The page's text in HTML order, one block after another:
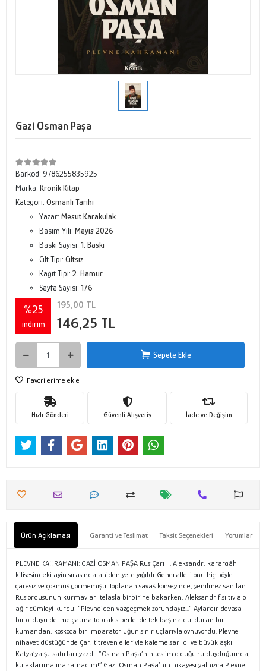
Gazi Osman Paşa
-
Barkod: 9786255835925
Marka: Kronik Kitap
Kategori: Osmanlı Tarihi
Yazar: Mesut Karakulak
Basım Yılı: Mayıs 2026
Baskı Sayısı: 1. Baskı
Cilt Tipi: Ciltsiz
Kağıt Tipi: 2. Hamur
Sayfa Sayısı: 176
%25
indirim
195,00 TL
146,25 TL
Sepete Ekle
Favorilerime ekle
Hızlı Gönderi Güvenli Alışveriş İade ve Değişim
Ürün Açıklaması Garanti ve Teslimat Taksit Seçenekleri Yorumlar
PLEVNE KAHRAMANI: GAZİ OSMAN PAŞA Rus Çarı II. Aleksandr, karargâh
kilisesindeki ayin sırasında aniden yere yığıldı. Generalleri onu hiç böyle
çaresiz ve çökmüş görmemişti. Toplanan savaş konseyinde, yenilmez sanılan
Rus ordusunun kurmayları telaşla birbirine bakarken, Aleksandr fısıltıyla o
ağır cümleyi kurdu: “Plevne’den vazgeçmek zorundayız...” Aylardır devasa
bir orduyu derme çatma toprak siperlerde tek başına durduran bir
kumandan, koskoca bir imparatorluğun sinir uçlarıyla oynuyordu. Plevne
nihayet düştüğünde Çar, titreyen elleriyle kaleme sarıldı ve büyük aşkı
Katya’ya şu satırları yazdı: “Osman Paşa’nın teslim olduğunu duyduğumda,
kulaklarıma inanamadım!” Gazi Osman Paşa’nın hikâyesi yalnızca Plevne